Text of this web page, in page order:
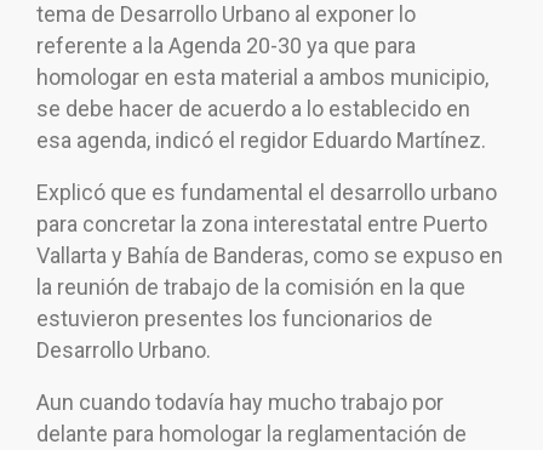
tema de Desarrollo Urbano al exponer lo
referente a la Agenda 20-30 ya que para
homologar en esta material a ambos municipio,
se debe hacer de acuerdo a lo establecido en
esa agenda, indicó el regidor Eduardo Martínez.
Explicó que es fundamental el desarrollo urbano
para concretar la zona interestatal entre Puerto
Vallarta y Bahía de Banderas, como se expuso en
la reunión de trabajo de la comisión en la que
estuvieron presentes los funcionarios de
Desarrollo Urbano.
Aun cuando todavía hay mucho trabajo por
delante para homologar la reglamentación de